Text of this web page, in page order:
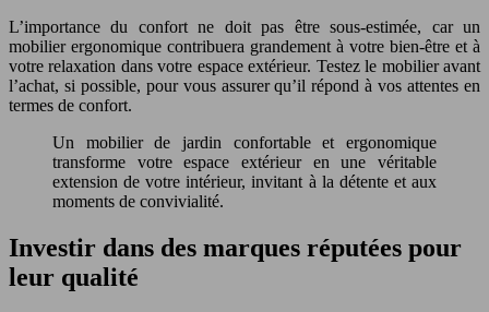
L’importance du confort ne doit pas être sous-estimée, car un
mobilier ergonomique contribuera grandement à votre bien-être et à
votre relaxation dans votre espace extérieur. Testez le mobilier avant
l’achat, si possible, pour vous assurer qu’il répond à vos attentes en
termes de confort.
Un mobilier de jardin confortable et ergonomique
transforme votre espace extérieur en une véritable
extension de votre intérieur, invitant à la détente et aux
moments de convivialité.
Investir dans des marques réputées pour
leur qualité